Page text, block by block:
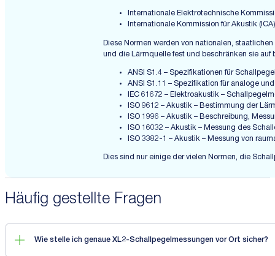
Internationale Elektrotechnische
Internationale Kommission für Akustik (ICA)
Diese Normen werden von nationalen,
und die Lärmquelle fest und beschränken sie
ANSI S1.4 – Spezifikationen für
ANSI S1.11 – Spezifikation für analoge
IEC 61672 – Elektroakustik –
ISO 9612 – Akustik – Bestimmung der
ISO 1996 – Akustik – Beschreibung,
ISO 16032 – Akustik – Messung des
ISO 3382-1 – Akustik – Messung von
Dies sind nur einige der vielen Normen, die
Häufig gestellte Fragen
Wie stelle ich genaue XL2-Schallpegelmessungen vor Ort sicher?